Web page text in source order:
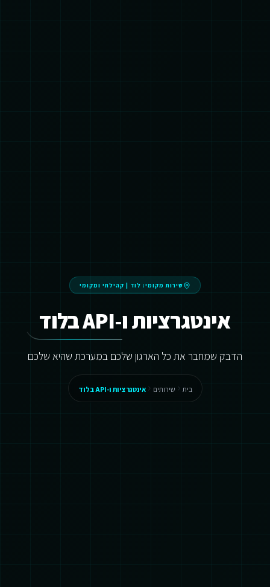
שירות מקומי: לוד | קהילתי ומקומי
אינטגרציות ו-API בלוד
הדבק שמחבר את כל הארגון שלכם במערכת שהיא שלכם
בית שירותים אינטגרציות ו-API בלוד